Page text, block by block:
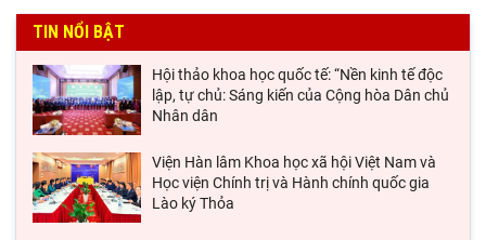
TIN NỔI BẬT
Hội thảo khoa học quốc tế: “Nền kinh tế độc
lập, tự chủ: Sáng kiến của Cộng hòa Dân chủ
Nhân dân
Viện Hàn lâm Khoa học xã hội Việt Nam và
Học viện Chính trị và Hành chính quốc gia
Lào ký Thỏa